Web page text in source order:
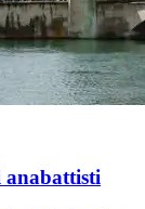
anabattisti